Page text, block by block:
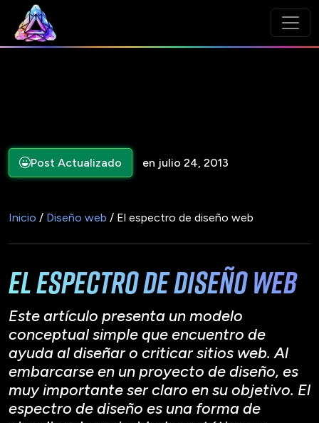
Post Actualizado en julio 24, 2013
Inicio / Diseño web / El espectro de diseño web
El espectro de diseño web
Este artículo presenta un modelo
conceptual simple que encuentro de
ayuda al diseñar o criticar sitios web. Al
embarcarse en un proyecto de diseño, es
muy importante ser claro en su objetivo. El
espectro de diseño es una forma de